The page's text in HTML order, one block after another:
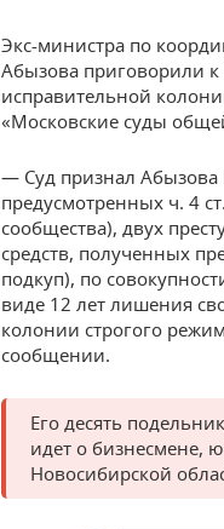
Экс-министра по
Абызова приговорили
исправительной
«Московские суды
— Суд признал
предусмотренных ч. 4
сообщества), двух
средств, полученных
подкуп), по
виде 12 лет лишения
колонии строгого
сообщении.
Его десять
идет о бизнесмене,
Новосибирской